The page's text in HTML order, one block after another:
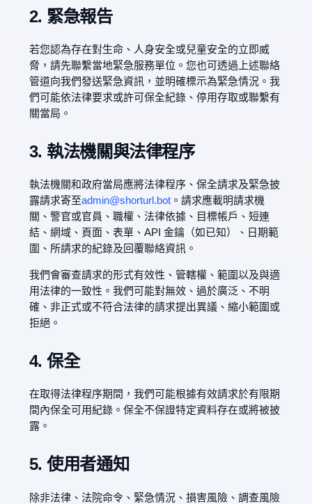
2. 緊急報告
若您認為存在對生命、人身安全或兒童安全的立即威
脅，請先聯繫當地緊急服務單位。您也可透過上述聯絡
管道向我們發送緊急資訊，並明確標示為緊急情況。我
們可能依法律要求或許可保全紀錄、停用存取或聯繫有
關當局。
3. 執法機關與法律程序
執法機關和政府當局應將法律程序、保全請求及緊急披
露請求寄至admin@shorturl.bot。請求應載明請求機
關、警官或官員、職權、法律依據、目標帳戶、短連
結、網域、頁面、表單、API 金鑰（如已知）、日期範
圍、所請求的紀錄及回覆聯絡資訊。
我們會審查請求的形式有效性、管轄權、範圍以及與適
用法律的一致性。我們可能對無效、過於廣泛、不明
確、非正式或不符合法律的請求提出異議、縮小範圍或
拒絕。
4. 保全
在取得法律程序期間，我們可能根據有效請求於有限期
間內保全可用紀錄。保全不保證特定資料存在或將被披
露。
5. 使用者通知
除非法律、法院命令、緊急情況、損害風險、調查風險